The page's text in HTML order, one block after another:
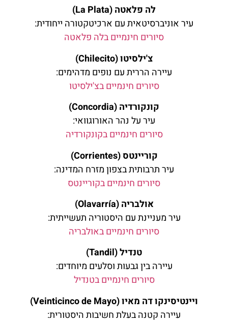
לה פלאטה (La Plata)
עיר אוניברסיטאית עם ארכיטקטורה ייחודית:
סיורים חינמיים בלה פלאטה
צ'ילסיטו (Chilecito)
עיירה הררית עם נופים מדהימים:
סיורים חינמיים בצ'ילסיטו
קונקורדיה (Concordia)
עיר על נהר האורוגוואי:
סיורים חינמיים בקונקורדיה
קוריינטס (Corrientes)
עיר תרבותית בצפון מזרח המדינה:
סיורים חינמיים בקוריינטס
אולבריה (Olavarría)
עיר מעניינת עם היסטוריה תעשייתית:
סיורים חינמיים באולבריה
טנדיל (Tandil)
עיירה בין גבעות וסלעים מיוחדים:
סיורים חינמיים בטנדיל
ויינטיסינקו דה מאיו (Veinticinco de Mayo)
עיירה קטנה בעלת חשיבות היסטורית: